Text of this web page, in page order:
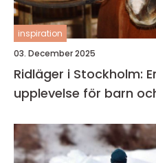
inspiration
03. December 2025
Ridläger i Stockholm:
upplevelse för barn